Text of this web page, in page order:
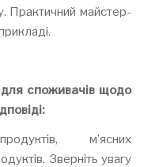
Практичний майстер-
споживачів щодо
м’ясних
Зверніть увагу